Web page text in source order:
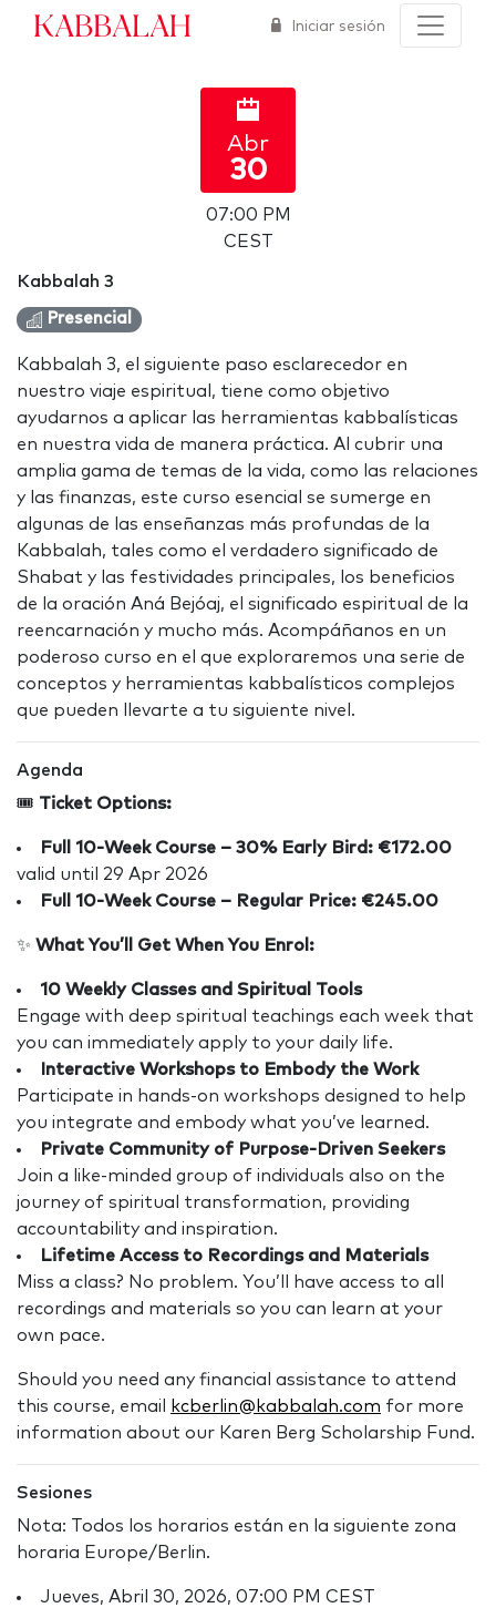
Kabbalah Iniciar sesión
Abr
30
07:00 PM
CEST
Kabbalah 3
Presencial
Kabbalah 3, el siguiente paso esclarecedor en
nuestro viaje espiritual, tiene como objetivo
ayudarnos a aplicar las herramientas kabbalísticas
en nuestra vida de manera práctica. Al cubrir una
amplia gama de temas de la vida, como las relaciones
y las finanzas, este curso esencial se sumerge en
algunas de las enseñanzas más profundas de la
Kabbalah, tales como el verdadero significado de
Shabat y las festividades principales, los beneficios
de la oración Aná Bejóaj, el significado espiritual de la
reencarnación y mucho más. Acompáñanos en un
poderoso curso en el que exploraremos una serie de
conceptos y herramientas kabbalísticos complejos
que pueden llevarte a tu siguiente nivel.
Agenda
🎟️ Ticket Options:
Full 10-Week Course – 30% Early Bird: €172.00
valid until 29 Apr 2026
Full 10-Week Course – Regular Price: €245.00
✨ What You’ll Get When You Enrol:
10 Weekly Classes and Spiritual Tools
Engage with deep spiritual teachings each week that
you can immediately apply to your daily life.
Interactive Workshops to Embody the Work
Participate in hands-on workshops designed to help
you integrate and embody what you’ve learned.
Private Community of Purpose-Driven Seekers
Join a like-minded group of individuals also on the
journey of spiritual transformation, providing
accountability and inspiration.
Lifetime Access to Recordings and Materials
Miss a class? No problem. You’ll have access to all
recordings and materials so you can learn at your
own pace.
Should you need any financial assistance to attend
this course, email
kcberlin@kabbalah.com for more
information about our Karen Berg Scholarship Fund.
Sesiones
Nota: Todos los horarios están en la siguiente zona
horaria Europe/Berlin.
Jueves, Abril 30, 2026, 07:00 PM CEST